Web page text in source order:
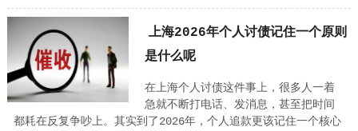
上海2026年个人讨债记住一个原则
是什么呢
在上海个人讨债这件事上，很多人一着
急就不断打电话、发消息，甚至把时间
都耗在反复争吵上。其实到了2026年，个人追款更该记住一个核心